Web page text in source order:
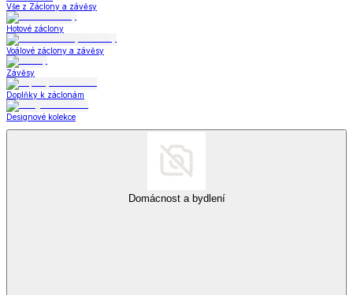
Vše z Záclony a závěsy
Hotové záclony
Voálové záclony a závěsy
Závěsy
Doplňky k záclonám
Designové kolekce
Domácnost a bydlení